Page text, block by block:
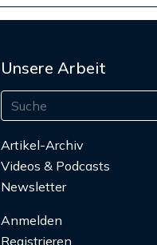
Unsere Arbeit
Artikel-Archiv
Videos & Podcasts
Newsletter
Anmelden
Registrieren